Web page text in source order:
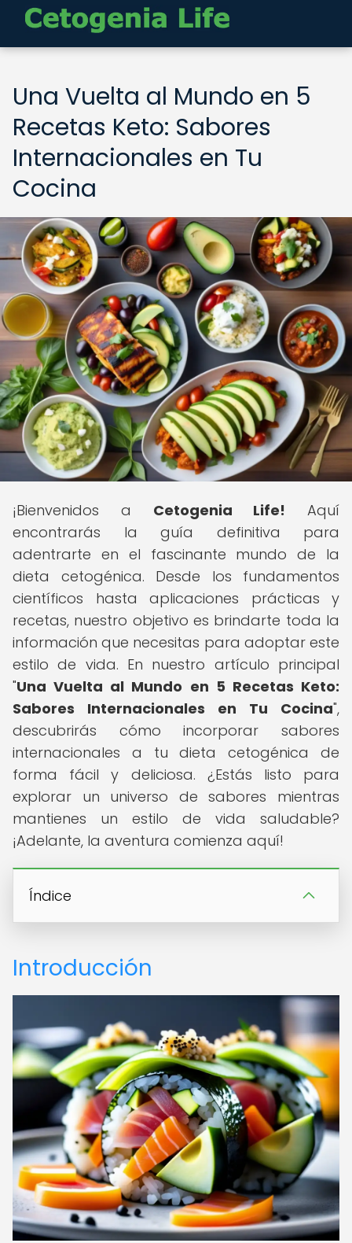
Una Vuelta al Mundo en 5
Recetas Keto: Sabores
Internacionales en Tu
Cocina
¡Bienvenidos a Cetogenia Life! Aquí
encontrarás la guía definitiva para
adentrarte en el fascinante mundo de la
dieta cetogénica. Desde los fundamentos
científicos hasta aplicaciones prácticas y
recetas, nuestro objetivo es brindarte toda la
información que necesitas para adoptar este
estilo de vida. En nuestro artículo principal
"Una Vuelta al Mundo en 5 Recetas Keto:
Sabores Internacionales en Tu Cocina",
descubrirás cómo incorporar sabores
internacionales a tu dieta cetogénica de
forma fácil y deliciosa. ¿Estás listo para
explorar un universo de sabores mientras
mantienes un estilo de vida saludable?
¡Adelante, la aventura comienza aquí!
Índice
Introducción